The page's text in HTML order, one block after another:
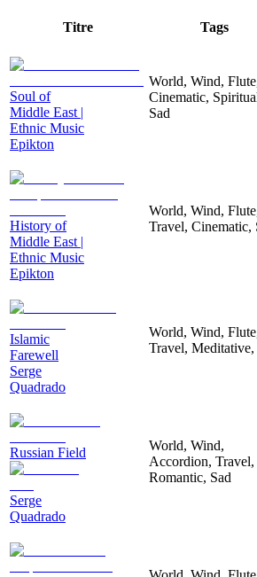
Titre Tags
Soul of
Middle East |
Ethnic Music
Epikton
World, Wind,
Cinematic,
Sad
History of
Middle East |
Ethnic Music
Epikton
World, Wind,
Travel, Cinematic,
Islamic
Farewell
Serge
Quadrado
World, Wind,
Travel, Meditative,
Russian Field
Serge
Quadrado
World, Wind,
Accordion, Travel,
Romantic, Sad